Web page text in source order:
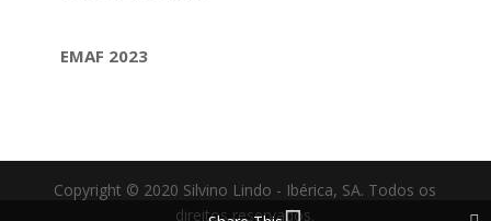
EMAF 2023
Copyright © 2020 Silvino Lindo - Ibérica, SA. Todos os
direitos reservados.